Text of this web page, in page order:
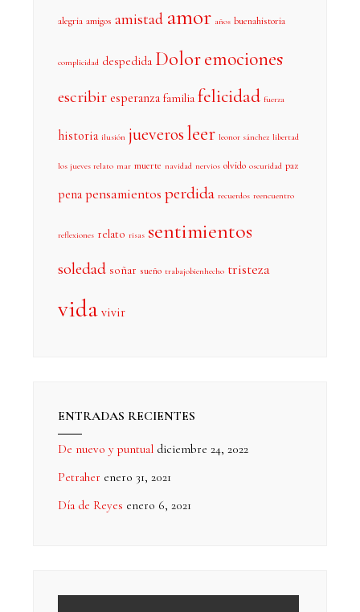
alegria amigos amistad amor años buenahistoria
complicidad despedida Doloremociones
escribir esperanza familia felicidad fuerza
historia ilusión jueverosleer leonor sánchez libertad
los jueves relato mar muerte navidad nervios olvido oscuridad paz
pena pensamientos perdida recuerdos reencuentro
reflexiones relato risas sentimientos
soledad soñar sueño trabajobienhecho tristeza
vida vivir
ENTRADAS RECIENTES
De nuevo y puntual diciembre 24, 2022
Petraher enero 31, 2021
Día de Reyes enero 6, 2021